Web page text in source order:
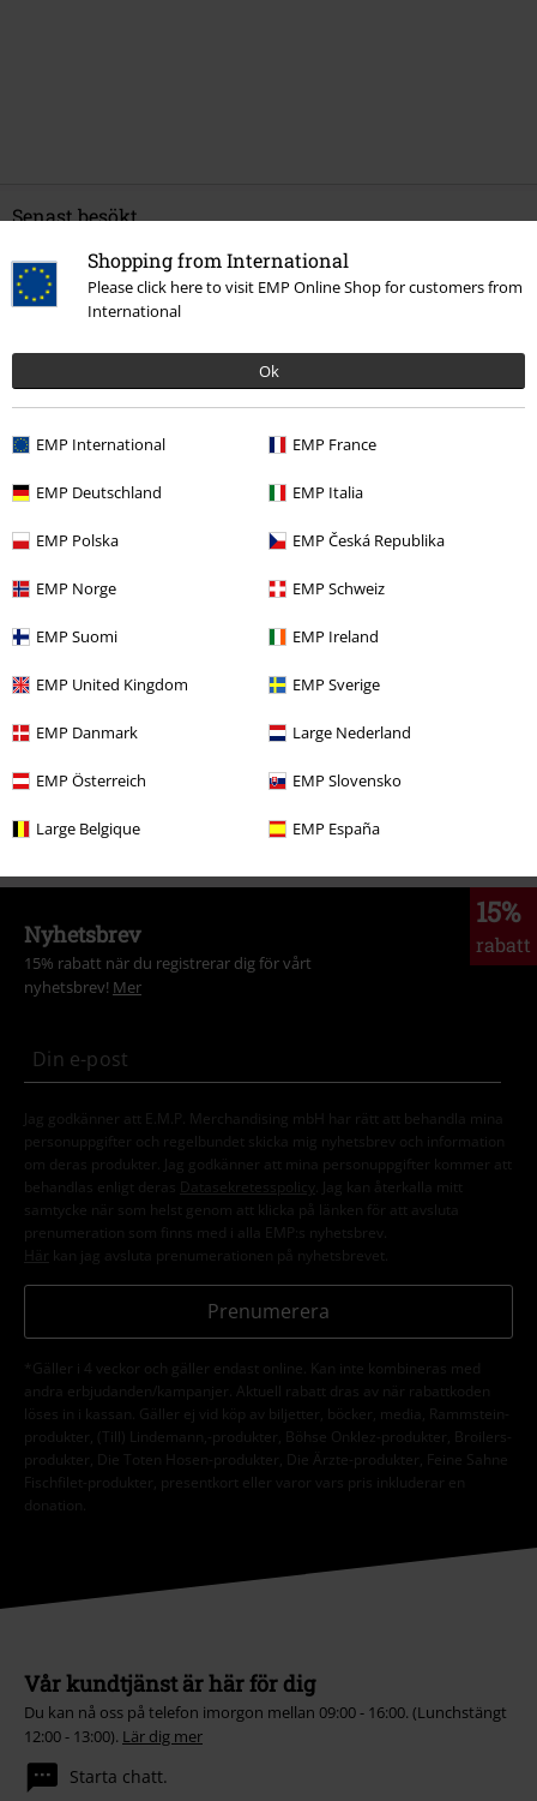
Shopping from International
Please click here to visit EMP Online Shop for customers from
International
Ok
EMP International EMP France
EMP Deutschland EMP Italia
EMP Polska EMP Česká Republika
EMP Norge EMP Schweiz
EMP Suomi EMP Ireland
EMP United Kingdom EMP Sverige
EMP Danmark Large Nederland
EMP Österreich EMP Slovensko
Large Belgique EMP España
Senast besökt
Från309:-
More categories. More options.
15%
rabatt
Nyhetsbrev
15% rabatt när du registrerar dig för vårt
nyhetsbrev! Mer
Jag godkänner att E.M.P. Merchandising mbH har rätt att behandla mina
personuppgifter och regelbundet skicka mig nyhetsbrev och information
om deras produkter. Jag godkänner att mina personuppgifter kommer att
behandlas enligt deras
Datasekretesspolicy
. Jag kan återkalla mitt
samtycke när som helst genom att klicka på länken för att avsluta
prenumeration som finns med i alla EMP:s nyhetsbrev.
Här kan jag avsluta prenumerationen på nyhetsbrevet.
Prenumerera
*Gäller i 4 veckor och gäller endast online. Kan inte kombineras med
andra erbjudanden/kampanjer. Aktuell rabatt dras av när rabattkoden
löses in i kassan. Gäller ej vid köp av biljetter, böcker, media, Rammstein-
produkter, (Till) Lindemann,-produkter, Böhse Onklez-produkter, Broilers-
produkter, Die Toten Hosen-produkter, Die Ärzte-produkter, Feine Sahne
Fischfilet-produkter, presentkort eller varor vars pris inkluderar en
donation.
Vår kundtjänst är här för dig
Du kan nå oss på telefon imorgon mellan 09:00 - 16:00. (Lunchstängt
12:00 - 13:00). Lär dig mer
Starta chatt.